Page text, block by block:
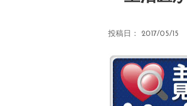
投稿日： 2017/05/15